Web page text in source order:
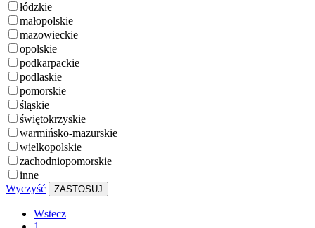
łódzkie
małopolskie
mazowieckie
opolskie
podkarpackie
podlaskie
pomorskie
śląskie
świętokrzyskie
warmińsko-mazurskie
wielkopolskie
zachodniopomorskie
inne
Wyczyść
ZASTOSUJ
Wstecz